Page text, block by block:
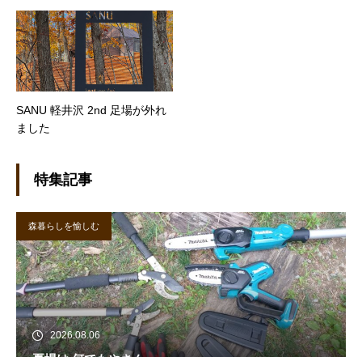
SANU 軽井沢 2nd 足場が外れ
ました
特集記事
森暮らしを愉しむ
2026.08.06